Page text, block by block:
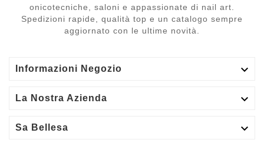
onicotecniche, saloni e appassionate di nail art.
Spedizioni rapide, qualità top e un catalogo sempre
aggiornato con le ultime novità.
Informazioni Negozio 
La Nostra Azienda 
Sa Bellesa 